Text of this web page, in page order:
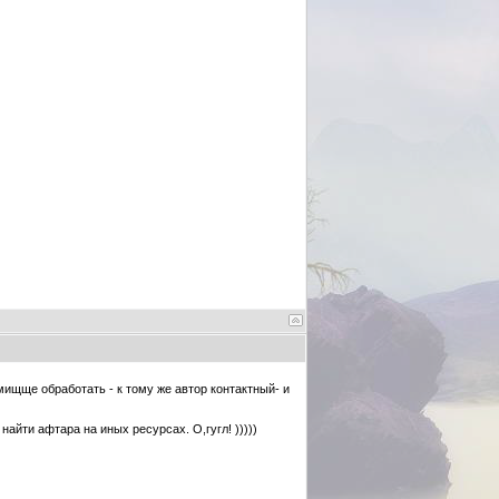
обработать - к тому же автор контактный- и
афтара на иных ресурсах. О,гугл! )))))